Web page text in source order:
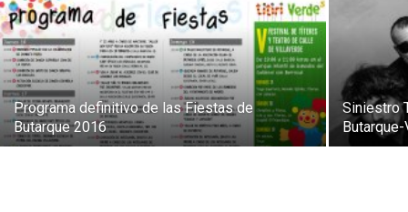
Programa definitivo de las Fiestas de
Butarque 2016
Siniestro